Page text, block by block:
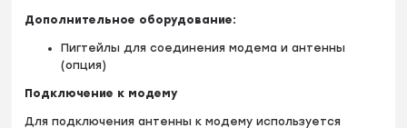
Дополнительное оборудование:
Пигтейлы для соединения модема и антенны
(опция)
Подключение к модему
Для подключения антенны к модему используется